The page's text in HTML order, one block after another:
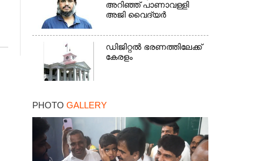
അറിഞ്ഞ് പാണാവള്ളി
അജി വൈദ്യർ
ഡിജിറ്റൽ ഭരണത്തിലേക്ക്
കേരളം
PHOTO GALLERY